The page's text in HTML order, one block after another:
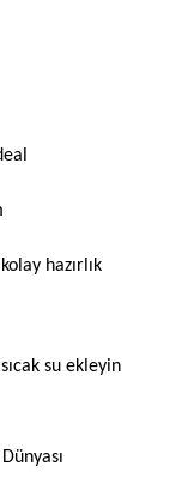
hazırlık
su ekleyin